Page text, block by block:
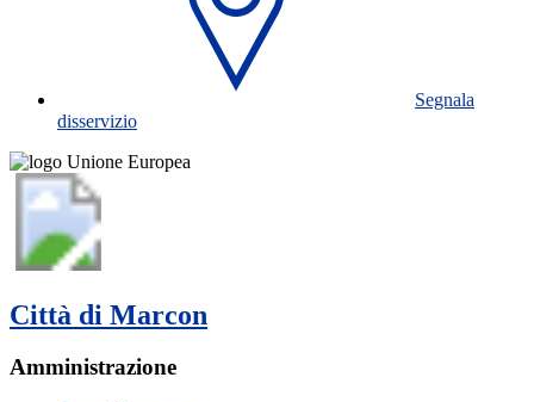
Segnala
disservizio
Città di Marcon
Amministrazione